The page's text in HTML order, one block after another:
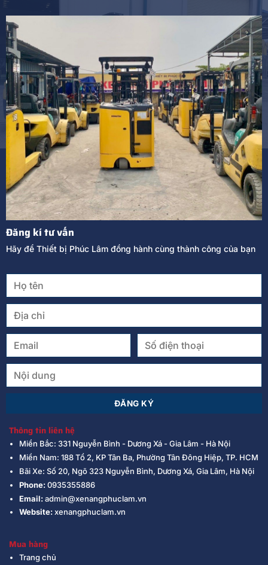
Đăng kí tư vấn
Hãy để Thiết bị Phúc Lâm đồng hành cùng thành công của bạn
Thông tin liên hệ
Miền Bắc: 331 Nguyễn Bình - Dương Xá - Gia Lâm - Hà Nội
Miền Nam: 188 Tổ 2, KP Tân Ba, Phường Tân Đông Hiệp, TP. HCM
Bãi Xe: Số 20, Ngõ 323 Nguyễn Bình, Dương Xá, Gia Lâm, Hà Nội
Phone:0935355886
Email:admin@xenangphuclam.vn
Website:xenangphuclam.vn
Mua hàng
Trang chủ